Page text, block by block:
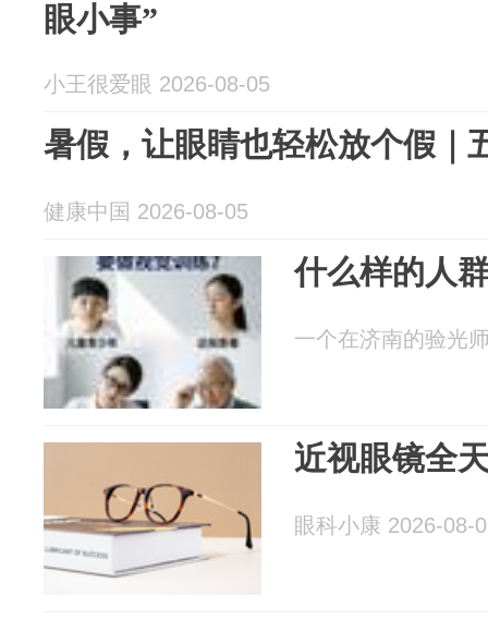
眼小事”
小王很爱眼 2026-08-05
暑假，让眼睛也轻松放个假｜
健康中国 2026-08-05
什么样的人
一个在济南的验光
近视眼镜全
眼科小康 2026-08-